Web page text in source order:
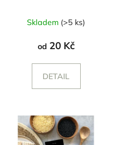
Skladem (>5 ks)
od 20 Kč
DETAIL